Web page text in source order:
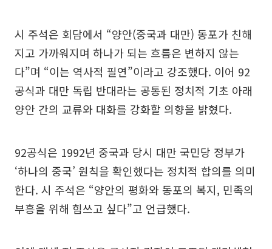
시 주석은 회담에서 “양안(중국과 대만) 동포가 친해
지고 가까워지며 하나가 되는 흐름은 변하지 않는
다”며 “이는 역사적 필연”이라고 강조했다. 이어 92
공식과 대만 독립 반대라는 공통된 정치적 기초 아래
양안 간의 교류와 대화를 강화할 의향을 밝혔다.
92공식은 1992년 중국과 당시 대만 국민당 정부가
‘하나의 중국’ 원칙을 확인했다는 정치적 합의를 의미
한다. 시 주석은 “양안의 평화와 동포의 복지, 민족의
부흥을 위해 힘쓰고 싶다”고 언급했다.